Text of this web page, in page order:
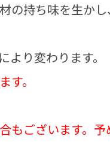
の持ち味を生か
り変わります。
。
もございます。予